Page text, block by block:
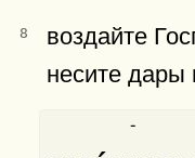
8
воздайте
несите дары
-